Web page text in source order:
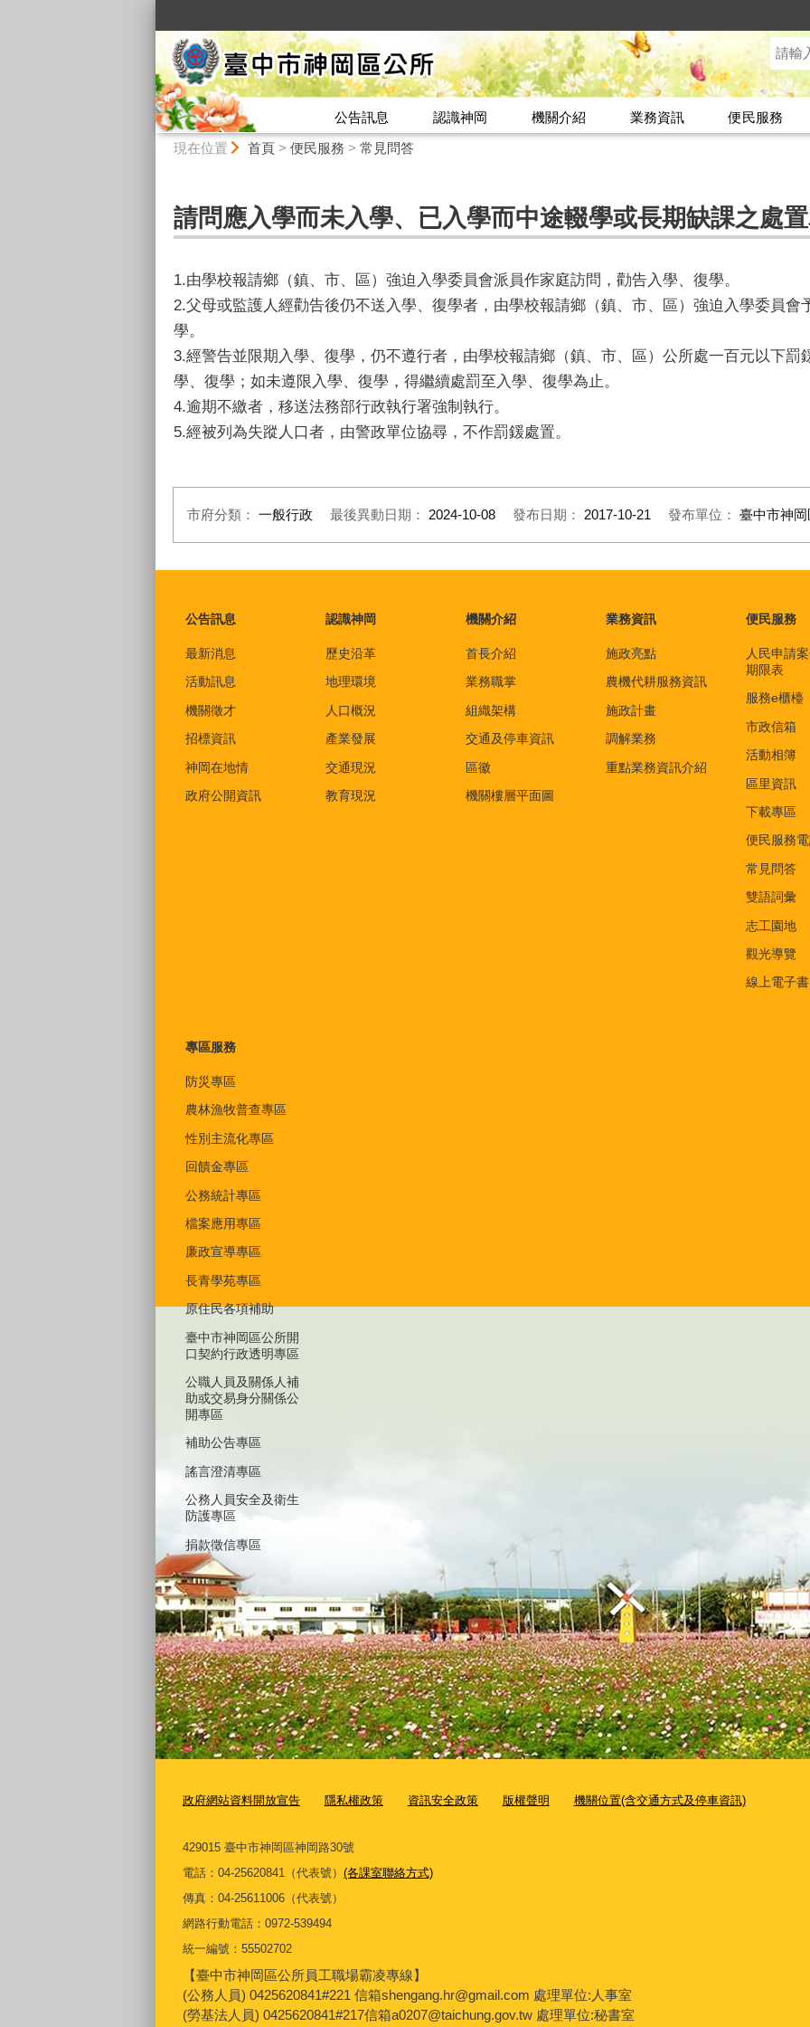
公告訊息 認識神岡 機關介紹 業務資訊
便民服務
現在位置 首頁> 便民服務 > 常見問答
請問應入學而未入學、已入學而中途輟學或長期缺課之處
1.由學校報請鄉（鎮、市、區）強迫入學委員會派員作家庭訪問，勸告入學、復學。
2.父母或監護人經勸告後仍不送入學、復學者，由學校報請鄉（鎮、市、區）強迫入學委員會
學。
3.經警告並限期入學、復學，仍不遵行者，由學校報請鄉（鎮、市、區）公所處一百元以下罰
學、復學；如未遵限入學、復學，得繼續處罰至入學、復學為止。
4.逾期不繳者，移送法務部行政執行署強制執行。
5.經被列為失蹤人口者，由警政單位協尋，不作罰鍰處置。
市府分類： 一般行政 最後異動日期： 2024-10-08 發布日期： 2017-10-21 發布單位： 臺中市神岡
公告訊息
最新消息
活動訊息
機關徵才
招標資訊
神岡在地情
政府公開資訊
認識神岡
歷史沿革
地理環境
人口概況
產業發展
交通現況
教育現況
機關介紹
首長介紹
業務職掌
組織架構
交通及停車資訊
區徽
機關樓層平面圖
業務資訊
施政亮點
農機代耕服務資訊
施政計畫
調解業務
重點業務資訊介紹
便民服務
人民申請
期限表
服務e櫃檯
市政信箱
活動相簿
區里資訊
下載專區
便民服務
常見問答
雙語詞彙
志工園地
觀光導覽
線上電子書
專區服務
防災專區
農林漁牧普查專區
性別主流化專區
回饋金專區
公務統計專區
檔案應用專區
廉政宣導專區
長青學苑專區
原住民各項補助
臺中市神岡區公所開
口契約行政透明專區
公職人員及關係人補
助或交易身分關係公
開專區
補助公告專區
謠言澄清專區
公務人員安全及衛生
防護專區
捐款徵信專區
政府網站資料開放宣告 隱私權政策 資訊安全政策 版權聲明 機關位置(含交通方式及停車資訊)
429015 臺中市神岡區神岡路30號
電話：04-25620841（代表號） (各課室聯絡方式)
傳真：04-25611006（代表號）
網路行動電話：0972-539494
統一編號：55502702
【臺中市神岡區公所員工職場霸凌專線】
(公務人員) 0425620841#221 信箱shengang.hr@gmail.com 處理單位:人事室
(勞基法人員) 0425620841#217信箱a0207@taichung.gov.tw 處理單位:秘書室